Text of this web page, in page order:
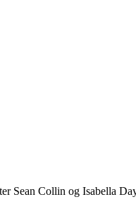
Sean Collin og Isabella